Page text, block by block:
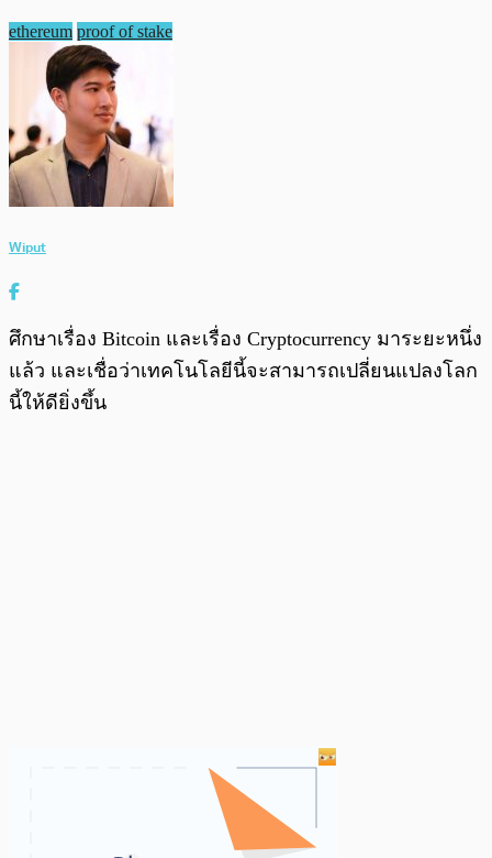
ethereum proof of stake
Wiput
ศึกษาเรื่อง Bitcoin และเรื่อง Cryptocurrency มาระยะหนึ่ง
แล้ว และเชื่อว่าเทคโนโลยีนี้จะสามารถเปลี่ยนแปลงโลก
นี้ให้ดียิ่งขึ้น